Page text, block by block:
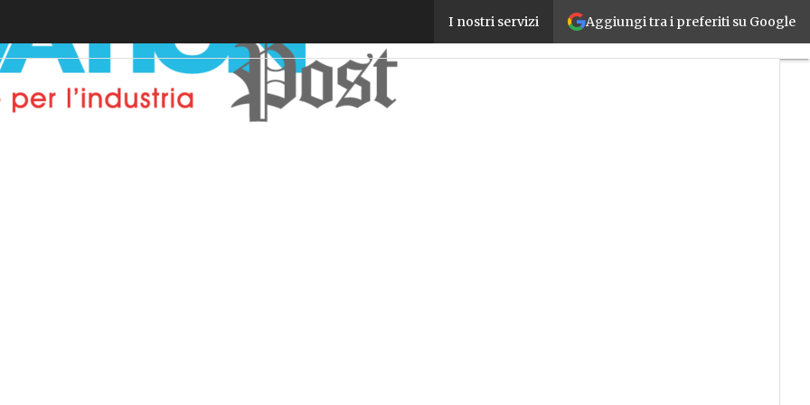
Aggiungi tra i preferiti su Google
I nostri servizi
SPS Italia on tour, il 13 aprile a Genova la quarta